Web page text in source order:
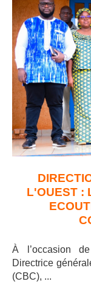
L'OUEST :
À l’occasion
Directrice
(CBC), ...